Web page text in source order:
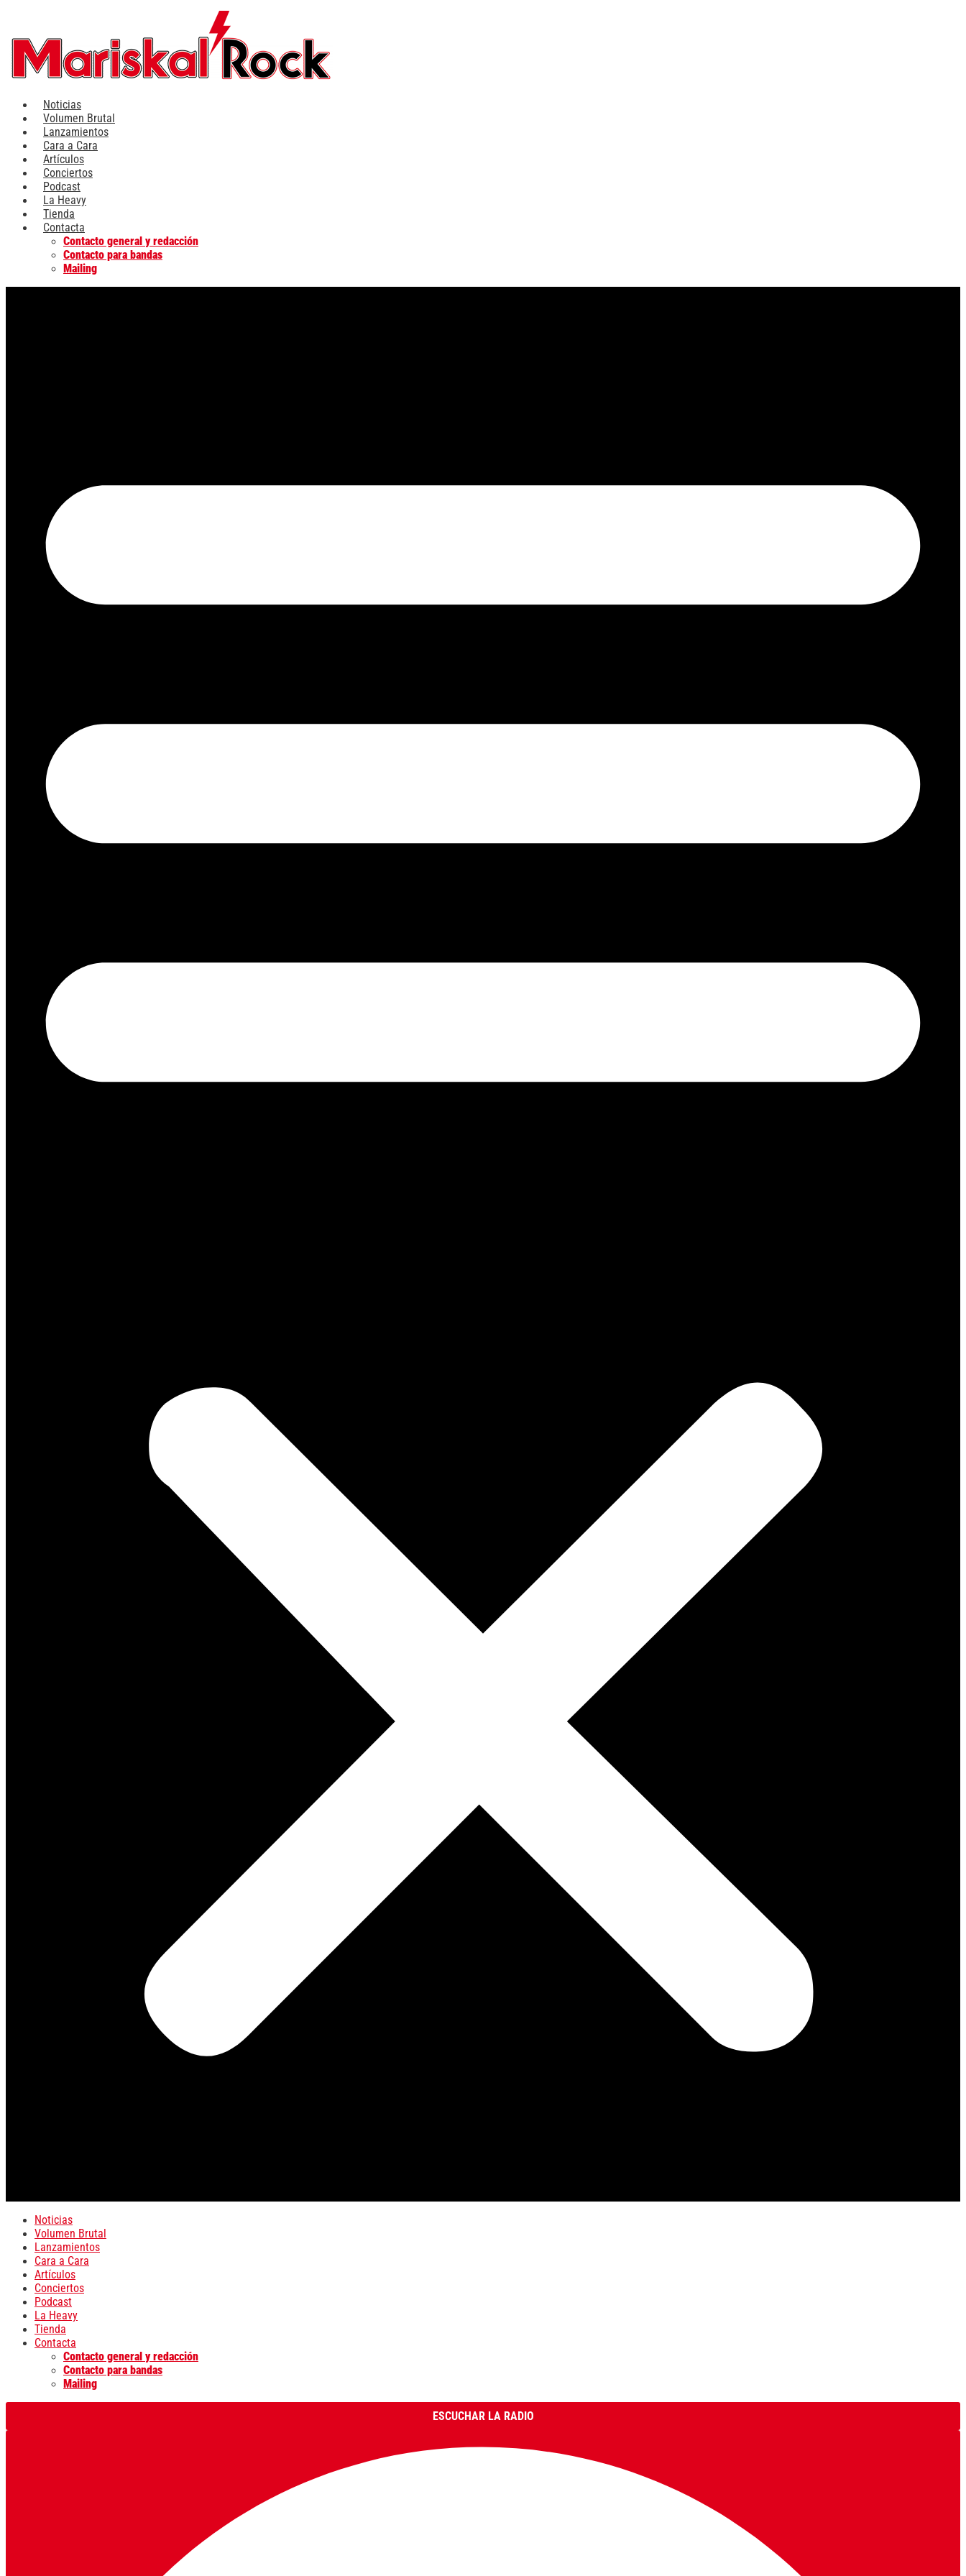
contenido
Noticias
Volumen Brutal
Lanzamientos
Cara a Cara
Artículos
Conciertos
Podcast
La Heavy
Tienda
Contacta
Contacto general y redacción
Contacto para bandas
Mailing
Noticias
Volumen Brutal
Lanzamientos
Cara a Cara
Artículos
Conciertos
Podcast
La Heavy
Tienda
Contacta
Contacto general y redacción
Contacto para bandas
Mailing
ESCUCHAR LA RADIO